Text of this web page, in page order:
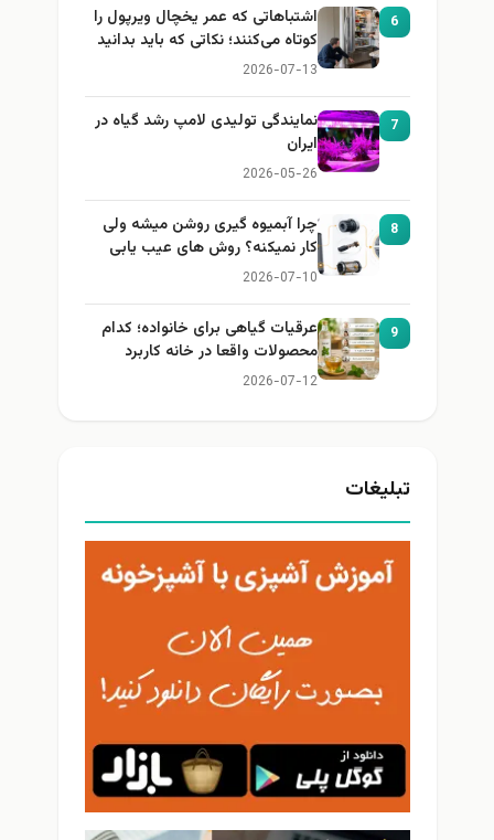
6
اشتباهاتی که عمر یخچال ویرپول را
کوتاه می‌کنند؛ نکاتی که باید بدانید
2026-07-13
7
نمایندگی تولیدی لامپ رشد گیاه در
ایران
2026-05-26
8
چرا آبمیوه گیری روشن میشه ولی
کار نمیکنه؟ روش های عیب یابی
2026-07-10
9
عرقیات گیاهی برای خانواده؛ کدام
محصولات واقعا در خانه کاربرد
دارند؟
2026-07-12
تبلیغات